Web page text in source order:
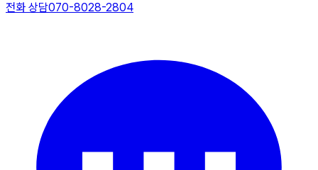
전화 상담070-8028-2804